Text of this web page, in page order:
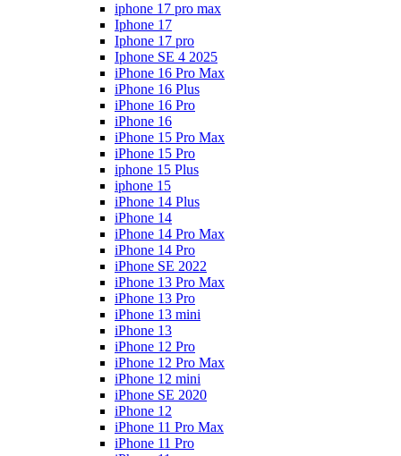
iphone 17 pro max
Iphone 17
Iphone 17 pro
Iphone SE 4 2025
iPhone 16 Pro Max
iPhone 16 Plus
iPhone 16 Pro
iPhone 16
iPhone 15 Pro Max
iPhone 15 Pro
iphone 15 Plus
iphone 15
iPhone 14 Plus
iPhone 14
iPhone 14 Pro Max
iPhone 14 Pro
iPhone SE 2022
iPhone 13 Pro Max
iPhone 13 Pro
iPhone 13 mini
iPhone 13
iPhone 12 Pro
iPhone 12 Pro Max
iPhone 12 mini
iPhone SE 2020
iPhone 12
iPhone 11 Pro Max
iPhone 11 Pro